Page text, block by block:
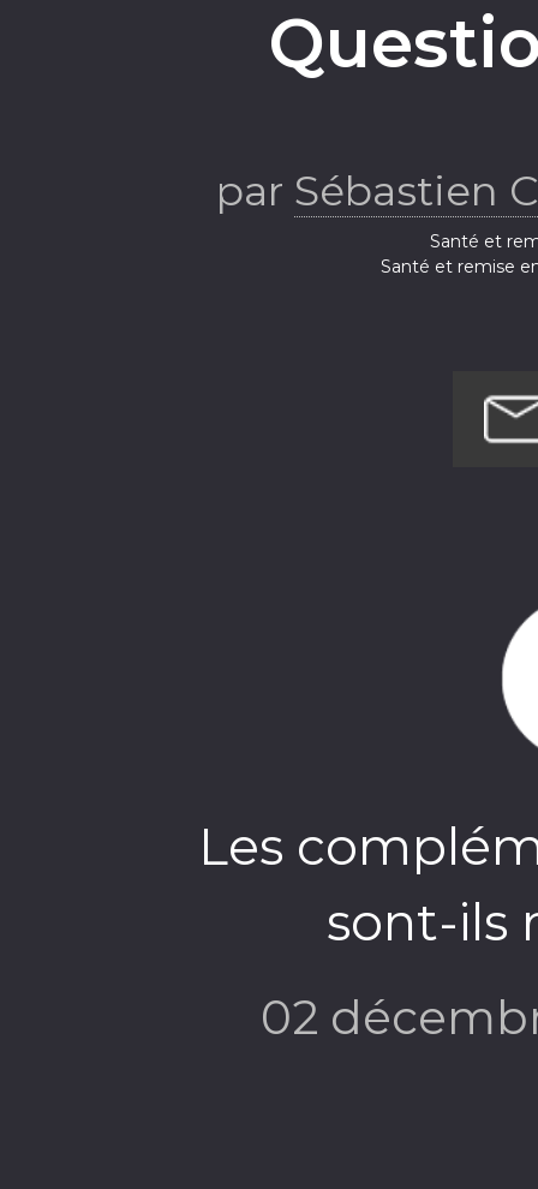
par Sébastien
Santé et
Santé et remise
Les
sont-ils
02